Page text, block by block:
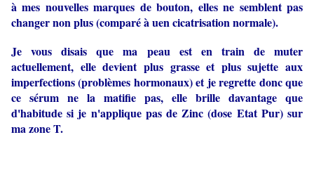
à mes nouvelles marques de bouton, elles ne semblent pas
changer non plus (comparé à uen cicatrisation normale).
Je vous disais que ma peau est en train de muter
actuellement, elle devient plus grasse et plus sujette aux
imperfections (problèmes hormonaux) et je regrette donc que
ce sérum ne la matifie pas, elle brille davantage que
d'habitude si je n'applique pas de Zinc (dose Etat Pur) sur
ma zone T.